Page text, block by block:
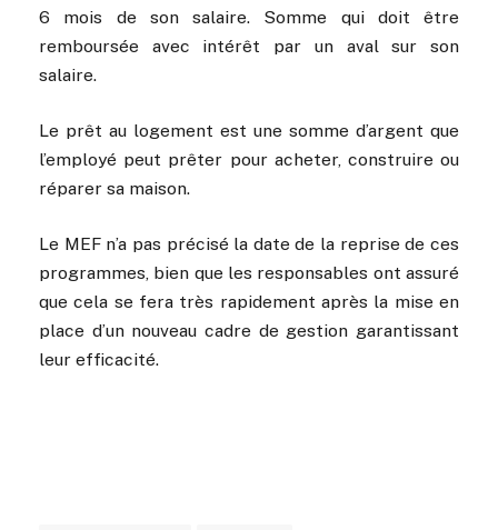
6 mois de son salaire. Somme qui doit être
remboursée avec intérêt par un aval sur son
salaire.
Le prêt au logement est une somme d’argent que
l’employé peut prêter pour acheter, construire ou
réparer sa maison.
Le MEF n’a pas précisé la date de la reprise de ces
programmes, bien que les responsables ont assuré
que cela se fera très rapidement après la mise en
place d’un nouveau cadre de gestion garantissant
leur efficacité.